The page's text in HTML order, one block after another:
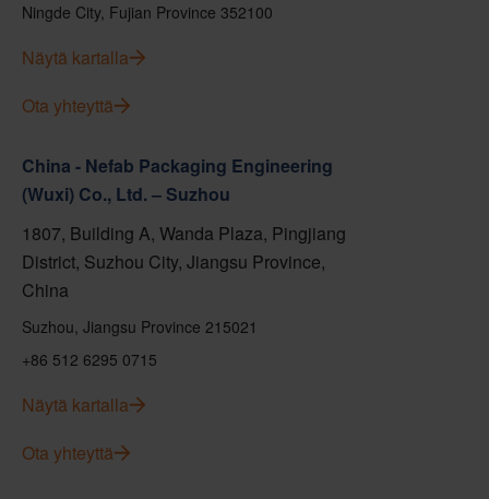
Ningde City, Fujian Province 352100
Näytä kartalla
Ota yhteyttä
China - Nefab Packaging Engineering
(Wuxi) Co., Ltd. – Suzhou
1807, Building A, Wanda Plaza, Pingjiang
District, Suzhou City, Jiangsu Province,
China
Suzhou, Jiangsu Province 215021
+86 512 6295 0715
Näytä kartalla
Ota yhteyttä